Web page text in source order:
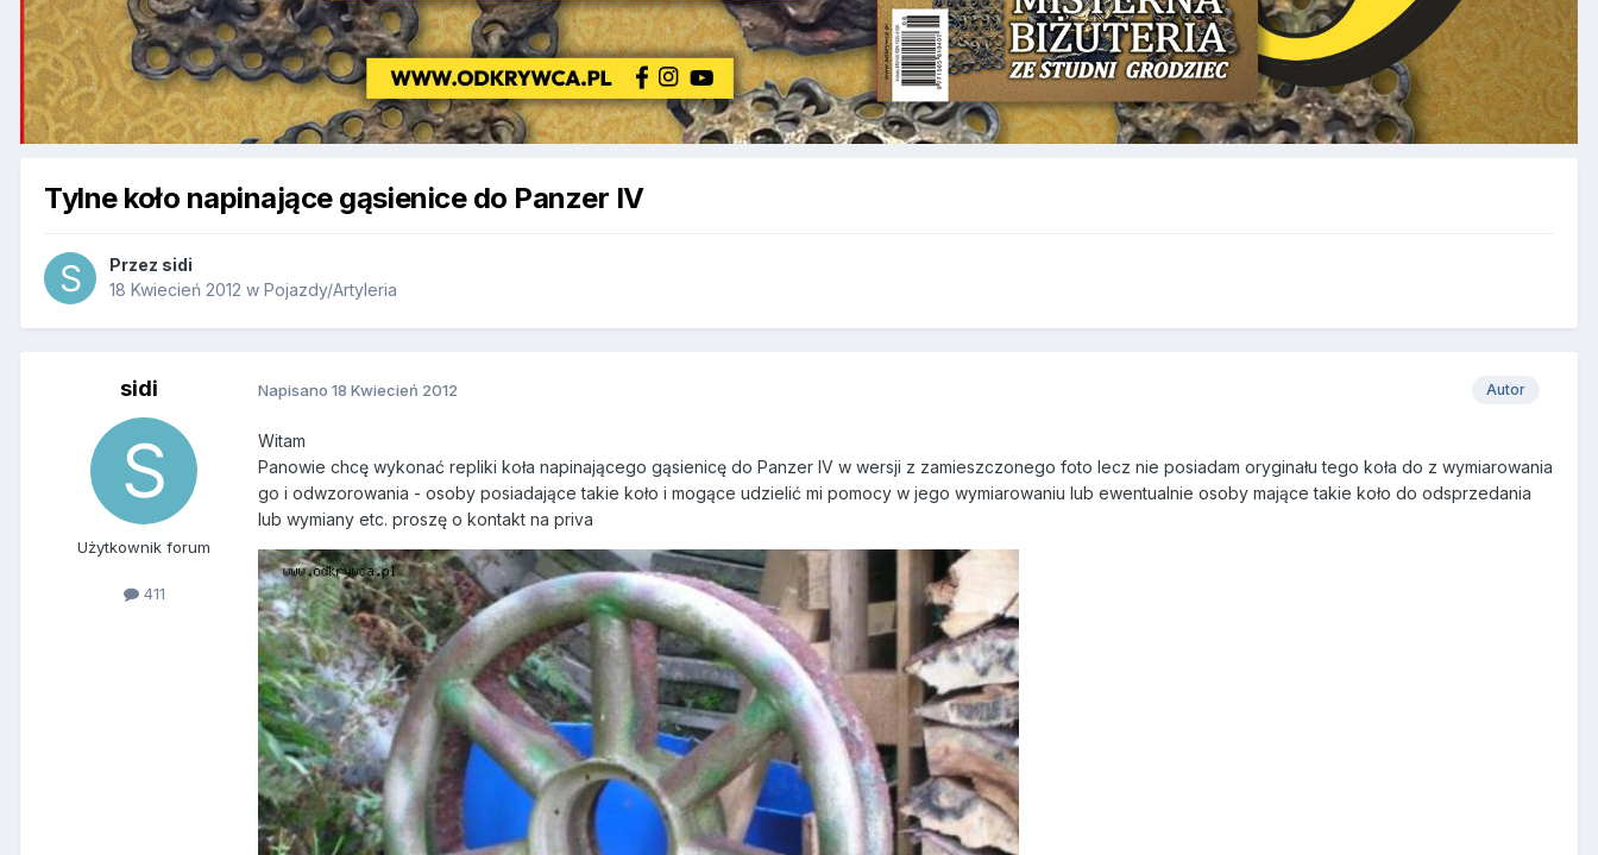
Tylne koło napinające gąsienice do Panzer IV
Przez sidi
18 Kwiecień 2012 w Pojazdy/Artyleria
sidi
Użytkownik forum
411
Autor
Napisano 18 Kwiecień 2012
Witam
Panowie chcę wykonać repliki koła napinającego gąsienicę do Panzer IV w wersji z zamieszczonego foto lecz nie posiadam oryginału tego koła do z wymiarowania
go i odwzorowania - osoby posiadające takie koło i mogące udzielić mi pomocy w jego wymiarowaniu lub ewentualnie osoby mające takie koło do odsprzedania
lub wymiany etc. proszę o kontakt na priva